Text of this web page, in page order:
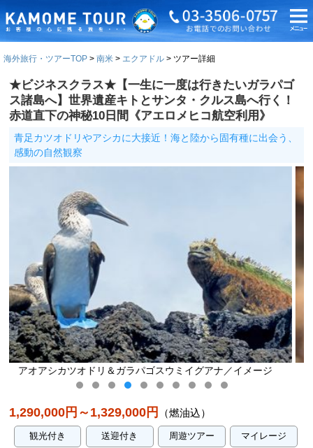
海外旅行・ツアーTOP 南米 エクアドル ツアー詳細
★ビジネスクラス★【一生に一度は行きたいガラパゴ
ス諸島へ】世界遺産キトとサンタ・クルス島へ行く！
赤道直下の神秘10日間《アエロメヒコ航空利用》
青足カツオドリやアシカに大接近！海と陸から固有種に出会う、
感動の自然観察
アナ／イメージ アオアシカツオドリ／イメー
1,290,000円～1,329,000円 （燃油込）
観光付き 送迎付き 周遊ツアー マイレージ